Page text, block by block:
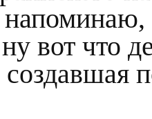
вот что
создавшая